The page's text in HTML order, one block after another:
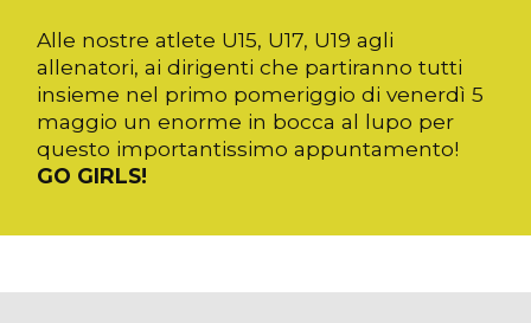
Alle nostre atlete U15, U17, U19 agli
allenatori, ai dirigenti che partiranno tutti
insieme nel primo pomeriggio di venerdì 5
maggio un enorme in bocca al lupo per
questo importantissimo appuntamento!
GO GIRLS!